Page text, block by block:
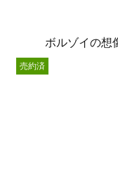
ボルゾイの想
売約済